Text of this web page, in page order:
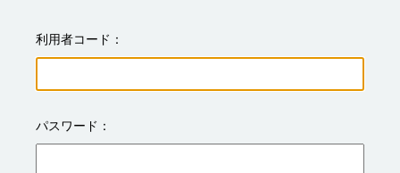
利用者コード
パスワード